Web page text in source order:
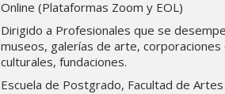
Online (Plataformas Zoom y EOL)
Dirigido a Profesionales que se
museos, galerías de arte,
culturales, fundaciones.
Escuela de Postgrado, Facultad de Artes